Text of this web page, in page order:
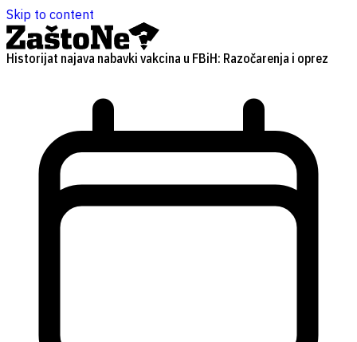
Skip to content
Historijat najava nabavki vakcina u FBiH: Razočarenja i oprez